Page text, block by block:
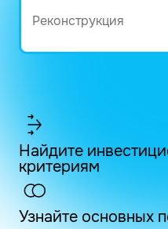
Найдите
критериям
Узнайте основных